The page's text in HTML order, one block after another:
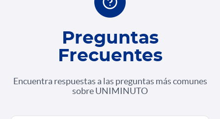
Preguntas
Frecuentes
Encuentra respuestas a las preguntas más comunes
sobre UNIMINUTO